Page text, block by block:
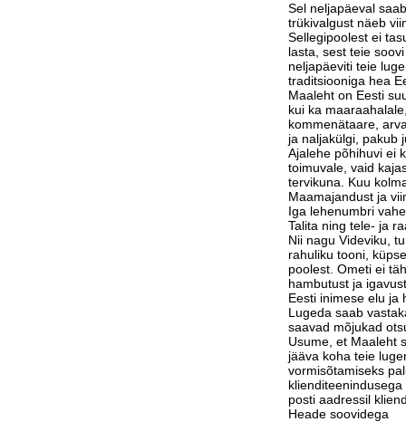
Sel neljapäeval
trükivalgust näeb
Sellegipoolest ei
lasta, sest teie
neljapäeviti teie
traditsiooniga hea
Maaleht on Eesti
kui ka
kommenätaare,
ja naljakülgi, pakub
Ajalehe põhihuvi ei
toimuvale, vaid
tervikuna. Kuu
Maamajandust ja
Iga lehenumbri
Talita ning tele- ja
Nii nagu Videviku,
rahuliku tooni,
poolest. Ometi ei
hambutust ja
Eesti inimese elu ja
Lugeda saab
saavad mõjukad
Usume, et Maaleht
jääva koha teie
vormisõtamiseks
posti aadressil
Heade soovidega